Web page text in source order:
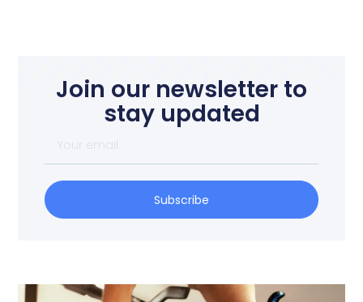
Join our newsletter to
stay updated
Subscribe